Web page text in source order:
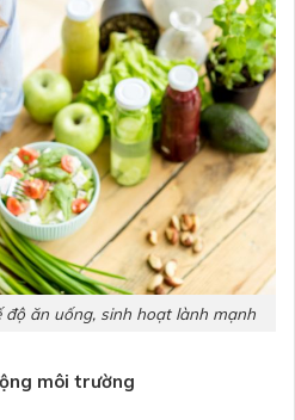
độ ăn uống, sinh hoạt lành mạnh
môi trường